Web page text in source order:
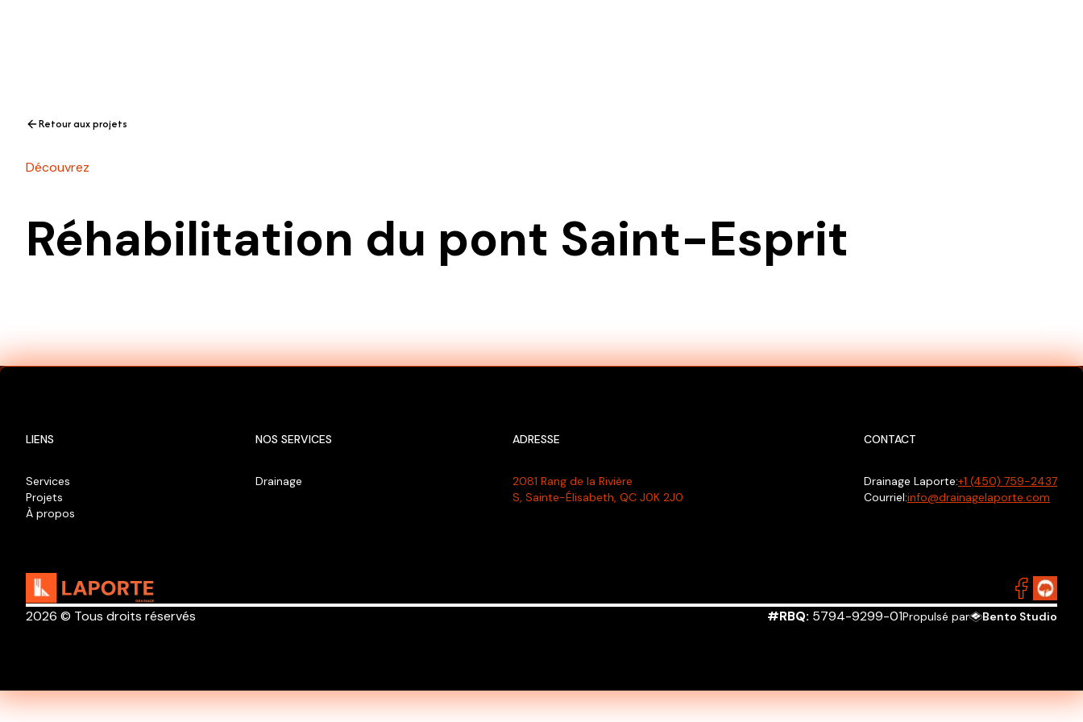
Retour aux projets
Découvrez
Réhabilitation du pont Saint-Esprit
Réhabilitation du pont Saint-Esprit
LIENS
Services
Projets
À propos
NOS SERVICES
Drainage
ADRESSE
2081 Rang de la Rivière
S, Sainte-Élisabeth, QC J0K 2J0
CONTACT
Drainage Laporte:+1 (450) 759-2437
Courriel:info@drainagelaporte.com
2026 © Tous droits réservés #RBQ: 5794-9299-01Propulsé par Bento Studio